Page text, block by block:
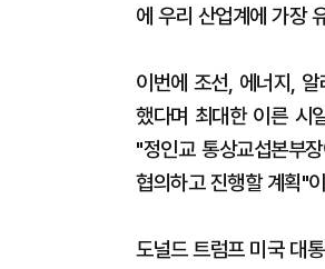
에 우리 산업계에 가장
이번에 조선, 에너지,
했다며 최대한 이른 시
"정인교 통상교섭본부
협의하고 진행할 계획"
도널드 트럼프 미국 대